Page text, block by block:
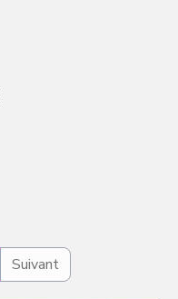
Suivant